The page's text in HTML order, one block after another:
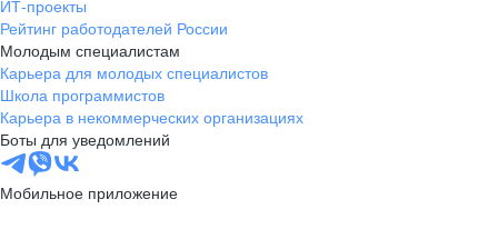
ИТ-проекты
Рейтинг работодателей России
Молодым специалистам
Карьера для молодых специалистов
Школа программистов
Карьера в некоммерческих организациях
Боты для уведомлений
Мобильное приложение